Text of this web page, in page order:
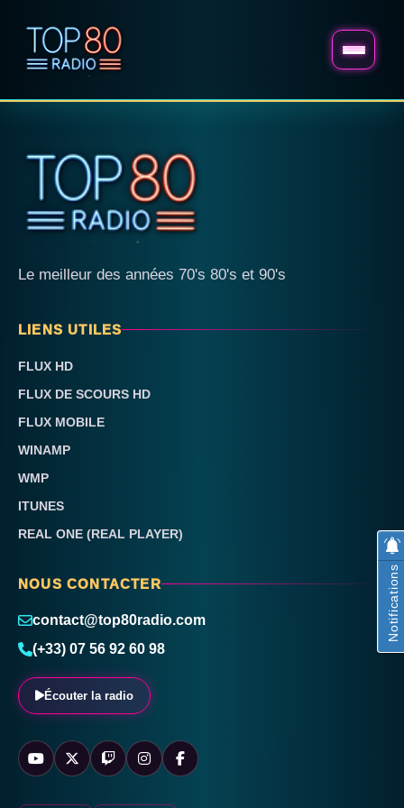
Le meilleur des années 70's 80's et 90's
LIENS UTILES
FLUX HD
FLUX DE SCOURS HD
FLUX MOBILE
WINAMP
WMP
ITUNES
REAL ONE (REAL PLAYER)
NOUS CONTACTER
contact@top80radio.com
(+33) 07 56 92 60 98
Écouter la radio
Notifications